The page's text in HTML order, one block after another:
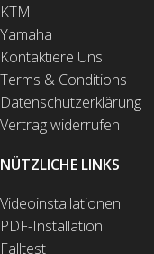
KTM
Yamaha
Kontaktiere Uns
Terms & Conditions
Datenschutzerklärung
Vertrag widerrufen
NÜTZLICHE LINKS
Videoinstallationen
PDF-Installation
Falltest